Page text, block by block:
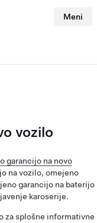
Meni
vozilo
garancijo na novo
na vozilo, omejeno
garancijo na baterijo
karoserije.
za splošne informativne